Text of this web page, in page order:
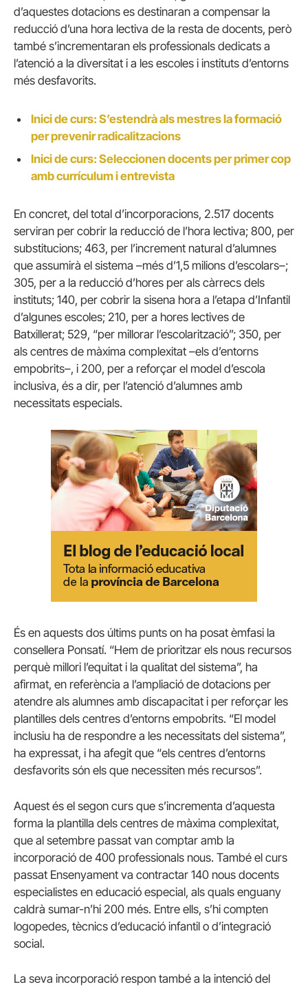
d’aquestes dotacions es destinaran a compensar la
reducció d’una hora lectiva de la resta de docents, però
també s’incrementaran els professionals dedicats a
l’atenció a la diversitat i a les escoles i instituts d’entorns
més desfavorits.
Inici de curs: S’estendrà als mestres la formació
per prevenir radicalitzacions
Inici de curs: Seleccionen docents per primer cop
amb currículum i entrevista
En concret, del total d’incorporacions, 2.517 docents
serviran per cobrir la reducció de l’hora lectiva; 800, per
substitucions; 463, per l’increment natural d’alumnes
que assumirà el sistema –més d’1,5 milions d’escolars–;
305, per a la reducció d’hores per als càrrecs dels
instituts; 140, per cobrir la sisena hora a l’etapa d’Infantil
d’algunes escoles; 210, per a hores lectives de
Batxillerat; 529, “per millorar l’escolarització”; 350, per
als centres de màxima complexitat –els d’entorns
empobrits–, i 200, per a reforçar el model d’escola
inclusiva, és a dir, per l’atenció d’alumnes amb
necessitats especials.
És en aquests dos últims punts on ha posat èmfasi la
consellera Ponsatí. “Hem de prioritzar els nous recursos
perquè millori l’equitat i la qualitat del sistema”, ha
afirmat, en referència a l’ampliació de dotacions per
atendre als alumnes amb discapacitat i per reforçar les
plantilles dels centres d’entorns empobrits. “El model
inclusiu ha de respondre a les necessitats del sistema”,
ha expressat, i ha afegit que “els centres d’entorns
desfavorits són els que necessiten més recursos”.
Aquest és el segon curs que s’incrementa d’aquesta
forma la plantilla dels centres de màxima complexitat,
que al setembre passat van comptar amb la
incorporació de 400 professionals nous. També el curs
passat Ensenyament va contractar 140 nous docents
especialistes en educació especial, als quals enguany
caldrà sumar-n’hi 200 més. Entre ells, s’hi compten
logopedes, tècnics d’educació infantil o d’integració
social.
La seva incorporació respon també a la intenció del